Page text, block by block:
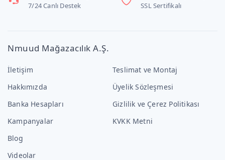
7/24 Canlı Destek SSL Sertifikalı
Nmuud Mağazacılık A.Ş.
İletişim
Hakkımızda
Banka Hesapları
Kampanyalar
Blog
Videolar
Teslimat ve Montaj
Üyelik Sözleşmesi
Gizlilik ve Çerez Politikası
KVKK Metni